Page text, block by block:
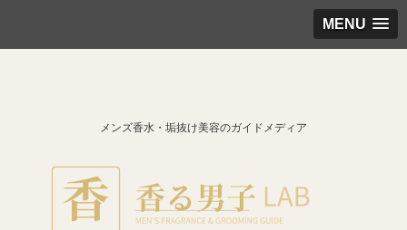
MENU
メンズ香水・垢抜け美容のガイドメディア